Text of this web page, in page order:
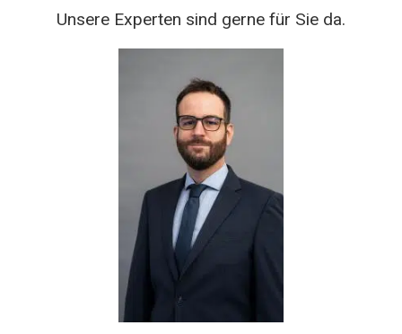
Unsere Experten sind gerne für Sie da.